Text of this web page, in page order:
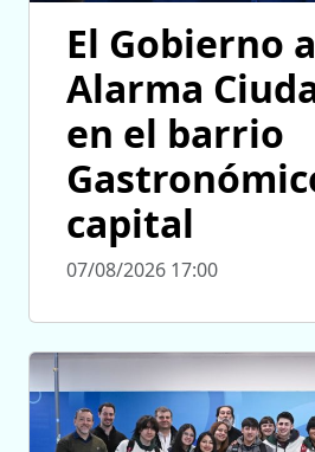
El Gobierno
Alarma
en el barrio
capital
07/08/2026 17:00